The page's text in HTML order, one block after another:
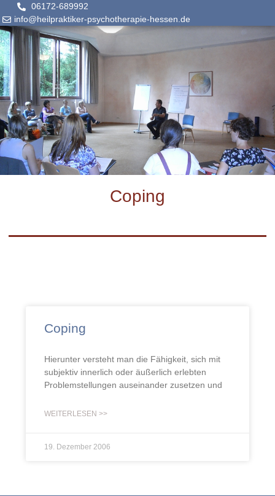
06172-689992
info@heilpraktiker-psychotherapie-hessen.de
Coping
Coping
Hierunter versteht man die Fähigkeit, sich mit
subjektiv innerlich oder äußerlich erlebten
Problemstellungen auseinander zusetzen und
WEITERLESEN >>
19. Dezember 2006